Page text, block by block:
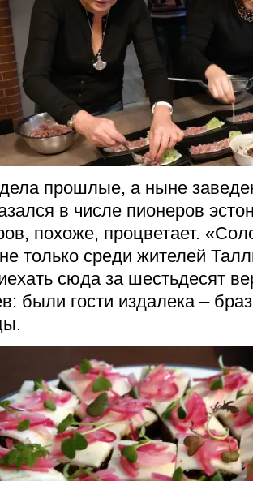
прошлые, а ныне
в числе пионеров
похоже, процветает.
только среди жителей
сюда за шестьдесят
были гости издалека –